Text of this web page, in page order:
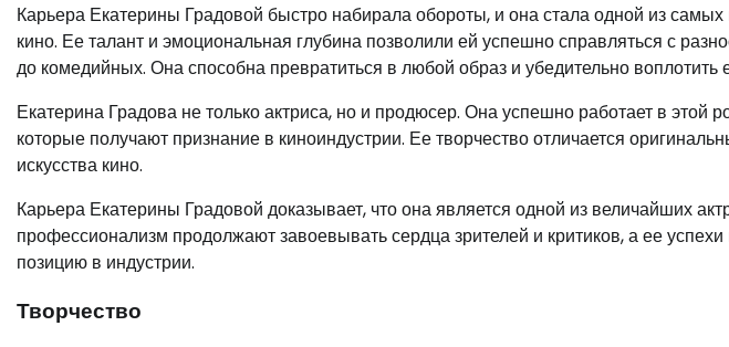
Карьера Екатерины Градовой быстро набирала обороты, и она стала одной из
кино. Ее талант и эмоциональная глубина позволили ей успешно справляться с
до комедийных. Она способна превратиться в любой образ и убедительно воплотить
Екатерина Градова не только актриса, но и продюсер. Она успешно работает в
которые получают признание в киноиндустрии. Ее творчество отличается
искусства кино.
Карьера Екатерины Градовой доказывает, что она является одной из величайших
профессионализм продолжают завоевывать сердца зрителей и критиков, а ее
позицию в индустрии.
Творчество